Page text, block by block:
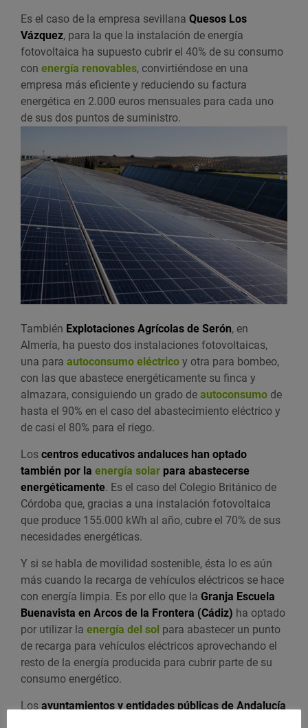
Es el caso de la empresa sevillana Quesos Los
Vázquez, para la que la instalación de energía
fotovoltaica ha supuesto cubrir el 40% de su consumo
con energía renovables, convirtiéndose en una
empresa más eficiente y reduciendo su factura
energética en 2.000 euros mensuales para cada uno
de sus dos puntos de suministro.
También Explotaciones Agrícolas de Serón, en
Almería, ha puesto dos instalaciones fotovoltaicas,
una para autoconsumo eléctrico y otra para bombeo,
con las que abastece energéticamente su finca y
almazara, consiguiendo un grado de autoconsumo de
hasta el 90% en el caso del abastecimiento eléctrico y
de casi el 80% para el riego.
Los centros educativos andaluces han optado
también por la energía solar para abastecerse
energéticamente. Es el caso del Colegio Británico de
Córdoba que, gracias a una instalación fotovoltaica
que produce 155.000 kWh al año, cubre el 70% de sus
necesidades energéticas.
Y si se habla de movilidad sostenible, ésta lo es aún
más cuando la recarga de vehículos eléctricos se hace
con energía limpia. Es por ello que la Granja Escuela
Buenavista en Arcos de la Frontera (Cádiz) ha optado
por utilizar la energía del sol para abastecer un punto
de recarga para vehículos eléctricos aprovechando el
resto de la energía producida para cubrir parte de su
consumo energético.
Los ayuntamientos y entidades públicas de Andalucía